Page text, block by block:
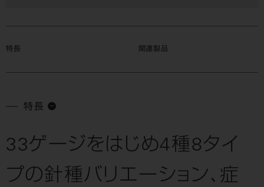
特長 関連製品
特長
33ゲージをはじめ4種8タイ
プの針種バリエーション、 症